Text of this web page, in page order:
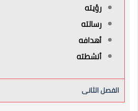
رؤيته
رسالته
أهدافه
أنشطته
الفصل الثانى